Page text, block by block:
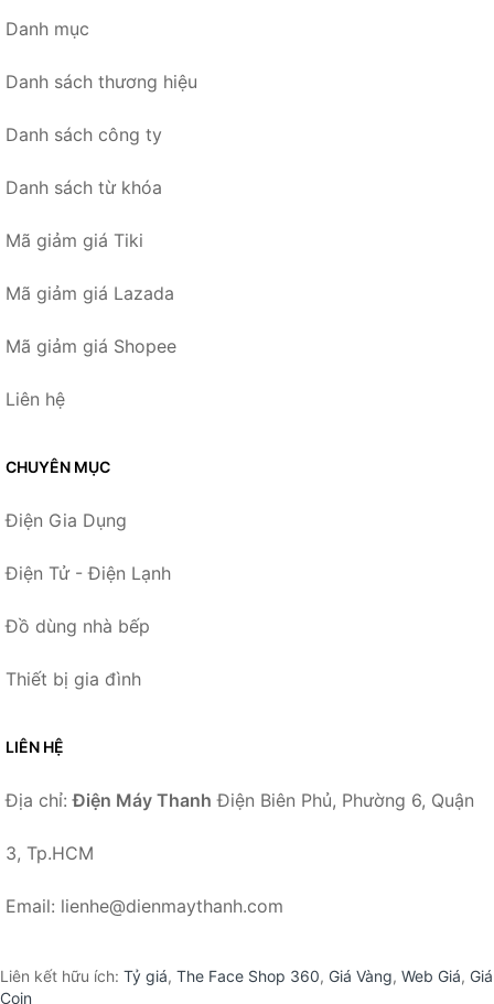
Danh mục
Danh sách thương hiệu
Danh sách công ty
Danh sách từ khóa
Mã giảm giá Tiki
Mã giảm giá Lazada
Mã giảm giá Shopee
Liên hệ
CHUYÊN MỤC
Điện Gia Dụng
Điện Tử - Điện Lạnh
Đồ dùng nhà bếp
Thiết bị gia đình
LIÊN HỆ
Địa chỉ:Điện Máy Thanh Điện Biên Phủ, Phường 6, Quận
3, Tp.HCM
Email: lienhe@dienmaythanh.com
Liên kết hữu ích: Tỷ giá, The Face Shop 360, Giá Vàng, Web Giá, Giá
Coin